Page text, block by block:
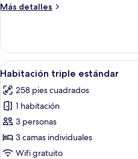
Más detalles
Más
individual
estándar
Abrir
todas
las
fotos
de
Habitación
triple
5
Habitación triple estándar
258 pies cuadrados
1 habitación
3 personas
3 camas individuales
Wifi gratuito